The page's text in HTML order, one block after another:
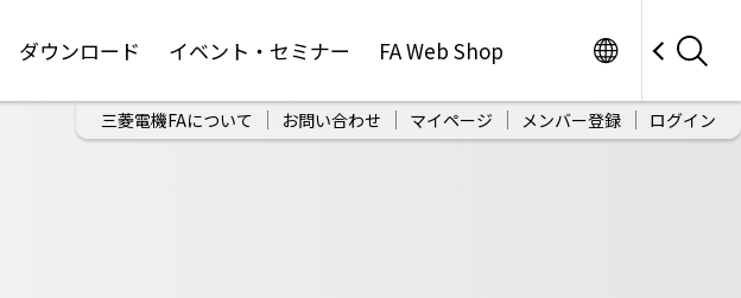
ダウンロード イベント・セミナー FA Web Shop
三菱電機FAについて お問い合わせ マイページ メンバー登録 ログイン